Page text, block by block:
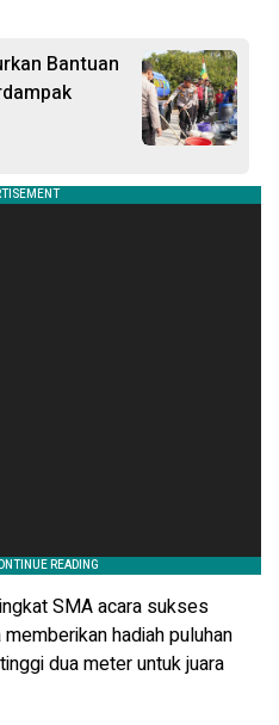
Bantuan
SMA acara sukses
hadiah puluhan
dua meter untuk juara